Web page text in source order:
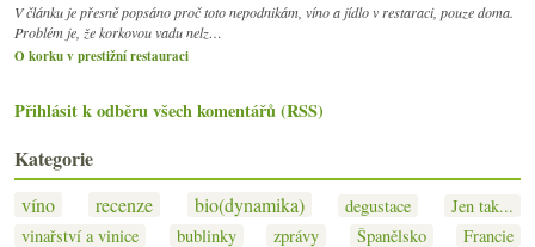
V článku je přesně popsáno proč toto nepodnikám, víno a jídlo v restaraci, pouze doma.
Problém je, že korkovou vadu nelz…
O korku v prestižní restauraci
Přihlásit k odběru všech komentářů (RSS)
Kategorie
víno recenze bio(dynamika) degustace
Jen tak...
vinařství a vinice
bublinky zprávy Španělsko Francie